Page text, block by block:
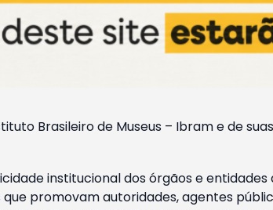
Brasileiro de Museus – Ibram e de
institucional dos órgãos e
promovam autoridades, agentes